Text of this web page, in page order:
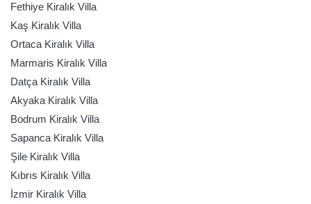
Fethiye Kiralık Villa
Kaş Kiralık Villa
Ortaca Kiralık Villa
Marmaris Kiralık Villa
Datça Kiralık Villa
Akyaka Kiralık Villa
Bodrum Kiralık Villa
Sapanca Kiralık Villa
Şile Kiralık Villa
Kıbrıs Kiralık Villa
İzmir Kiralık Villa